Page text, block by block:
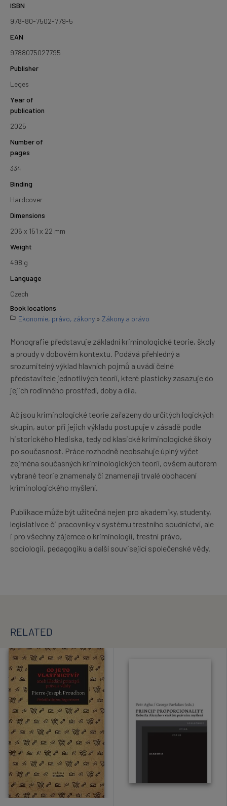
ISBN
978-80-7502-779-5
EAN
9788075027795
Publisher
Leges
Year of
publication
2025
Number of
pages
334
Binding
Hardcover
Dimensions
206 x 151 x 22 mm
Weight
498 g
Language
Czech
Book locations
Ekonomie, právo, zákony » Zákony a právo
Monografie představuje základní kriminologické teorie, školy
a proudy v dobovém kontextu. Podává přehledný a
srozumitelný výklad hlavních pojmů a uvádí čelné
představitele jednotlivých teorií, které plasticky zasazuje do
jejich rodinného prostředí, doby a díla.
Ač jsou kriminologické teorie zařazeny do určitých logických
skupin, autor při jejich výkladu postupuje v zásadě podle
historického hlediska, tedy od klasické kriminologické školy
po současnost. Práce rozhodně neobsahuje úplný výčet
zejména současných kriminologických teorií, ovšem autorem
vybrané teorie znamenaly či znamenají trvalé obohacení
kriminologického myšlení.
Publikace může být užitečná nejen pro akademiky, studenty,
legislativce či pracovníky v systému trestního soudnictví, ale
i pro všechny zájemce o kriminologii, trestní právo,
sociologii, pedagogiku a další související společenské vědy.
RELATED